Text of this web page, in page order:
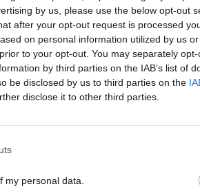
by us, please use the below opt-out
after your opt-out request is processed
on personal information utilized by us
to your opt-out. You may separately
by third parties on the IAB’s list of
be disclosed by us to third parties on the
disclose it to other third parties.
my personal data.
e solo lievi danni alle
dalla Brigata di
società prese di mira
in
con sede in
di eco-terroristi
dinamitarde
un video ha
lo prendevano a